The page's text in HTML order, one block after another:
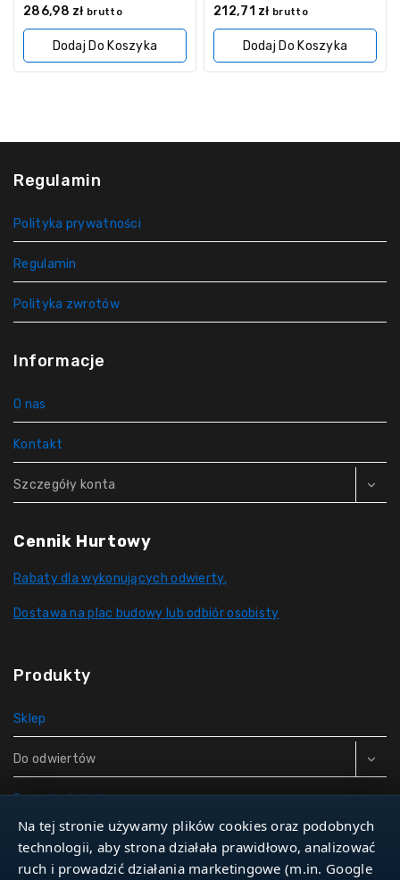
0
5
286,98 zł brutto
Dodaj Do Koszyka
0
5
212,71 zł brutto
Dodaj Do Koszyka
Regulamin
Polityka prywatności
Regulamin
Polityka zwrotów
Informacje
O nas
Kontakt
Szczegóły konta
Cennik Hurtowy
Rabaty dla wykonujących odwierty.
Dostawa na plac budowy lub odbiór osobisty
Produkty
Sklep
Do odwiertów
Rury do studni
Zbiorniki hydroforowe
Na tej stronie używamy plików cookies oraz podobnych
technologii, aby strona działała prawidłowo, analizować
ruch i prowadzić działania marketingowe (m.in. Google